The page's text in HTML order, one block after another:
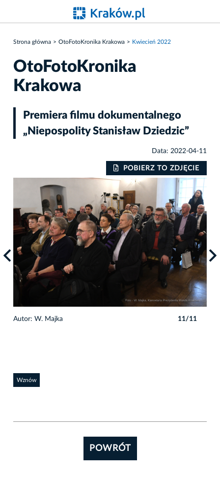
Strona główna OtoFotoKronika Krakowa Kwiecień 2022
OtoFotoKronika
Krakowa
Premiera filmu dokumentalnego
„Niepospolity Stanisław Dziedzic”
Data: 2022-04-11
POBIERZ TO ZDJĘCIE
Autor: W. Majka 11/11
Wznów
POWRÓT